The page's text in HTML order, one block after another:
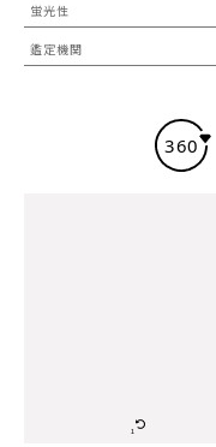
蛍光性
鑑定機関